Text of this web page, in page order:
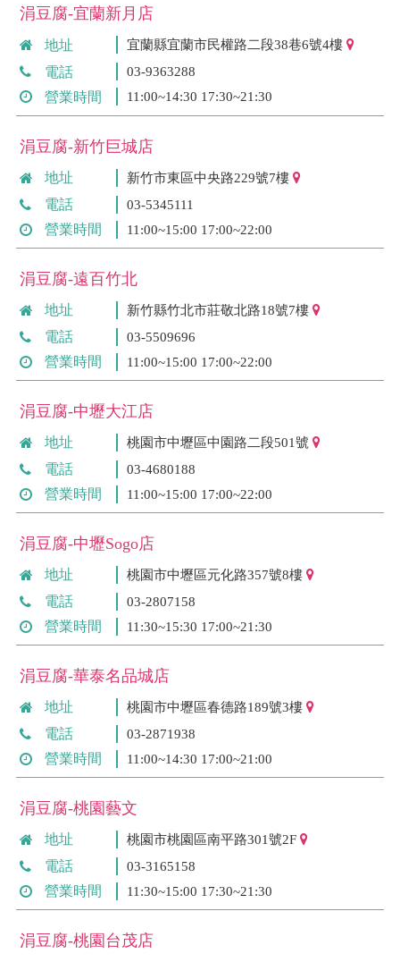
涓豆腐-宜蘭新月店
地址 宜蘭縣宜蘭市民權路二段38巷6號4樓
電話 03-9363288
營業時間 11:00~14:30 17:30~21:30
涓豆腐-新竹巨城店
地址 新竹市東區中央路229號7樓
電話 03-5345111
營業時間 11:00~15:00 17:00~22:00
涓豆腐-遠百竹北
地址 新竹縣竹北市莊敬北路18號7樓
電話 03-5509696
營業時間 11:00~15:00 17:00~22:00
涓豆腐-中壢大江店
地址 桃園市中壢區中園路二段501號
電話 03-4680188
營業時間 11:00~15:00 17:00~22:00
涓豆腐-中壢Sogo店
地址 桃園市中壢區元化路357號8樓
電話 03-2807158
營業時間 11:30~15:30 17:00~21:30
涓豆腐-華泰名品城店
地址 桃園市中壢區春德路189號3樓
電話 03-2871938
營業時間 11:00~14:30 17:00~21:00
涓豆腐-桃園藝文
地址 桃園市桃園區南平路301號2F
電話 03-3165158
營業時間 11:30~15:00 17:30~21:30
涓豆腐-桃園台茂店